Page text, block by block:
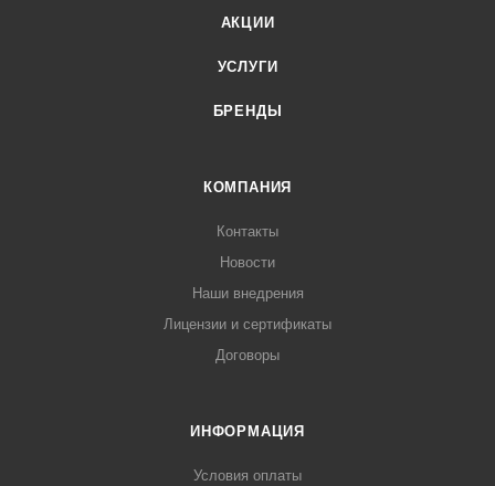
АКЦИИ
УСЛУГИ
БРЕНДЫ
КОМПАНИЯ
Контакты
Новости
Наши внедрения
Лицензии и сертификаты
Договоры
ИНФОРМАЦИЯ
Условия оплаты